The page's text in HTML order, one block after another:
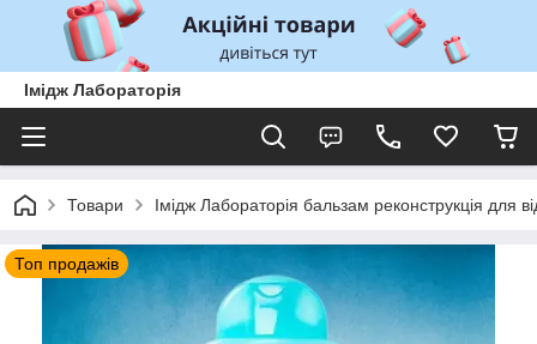
Імідж Лабораторія
Товари Імідж Лабораторія бальзам реконструкція для
Топ продажів